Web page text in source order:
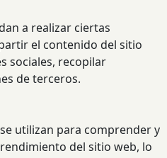
a realizar ciertas
el contenido del sitio
sociales, recopilar
de terceros.
utilizan para comprender y
del sitio web, lo